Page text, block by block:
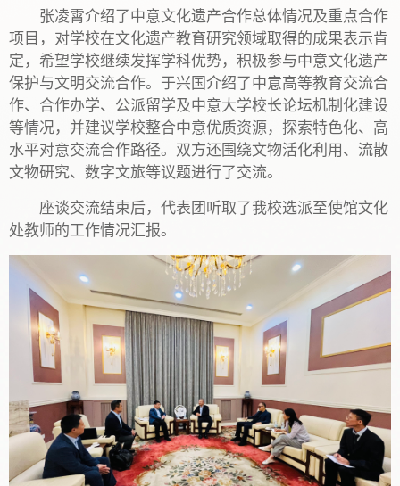
张凌霄介绍了中意文化遗产合作总体情况及重点合作
项目，对学校在文化遗产教育研究领域取得的成果表示肯
定，希望学校继续发挥学科优势，积极参与中意文化遗产
保护与文明交流合作。于兴国介绍了中意高等教育交流合
作、合作办学、公派留学及中意大学校长论坛机制化建设
等情况，并建议学校整合中意优质资源，探索特色化、高
水平对意交流合作路径。双方还围绕文物活化利用、流散
文物研究、数字文旅等议题进行了交流。
座谈交流结束后，代表团听取了我校选派至使馆文化
处教师的工作情况汇报。